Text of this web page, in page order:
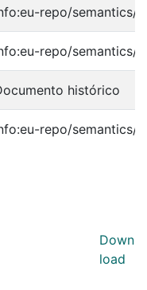
repo/semantics/
repo/semantics/
histórico
repo/semantics/
Down
load